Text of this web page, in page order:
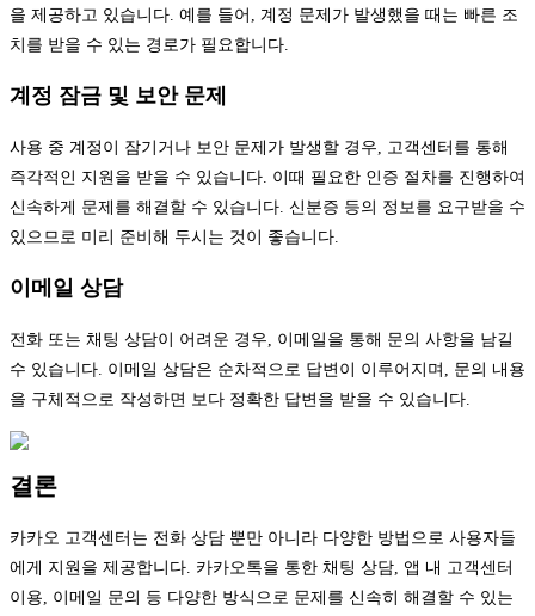
을 제공하고 있습니다. 예를 들어, 계정 문제가 발생했을 때는 빠른 조
치를 받을 수 있는 경로가 필요합니다.
계정 잠금 및 보안 문제
사용 중 계정이 잠기거나 보안 문제가 발생할 경우, 고객센터를 통해
즉각적인 지원을 받을 수 있습니다. 이때 필요한 인증 절차를 진행하여
신속하게 문제를 해결할 수 있습니다. 신분증 등의 정보를 요구받을 수
있으므로 미리 준비해 두시는 것이 좋습니다.
이메일 상담
전화 또는 채팅 상담이 어려운 경우, 이메일을 통해 문의 사항을 남길
수 있습니다. 이메일 상담은 순차적으로 답변이 이루어지며, 문의 내용
을 구체적으로 작성하면 보다 정확한 답변을 받을 수 있습니다.
결론
카카오 고객센터는 전화 상담 뿐만 아니라 다양한 방법으로 사용자들
에게 지원을 제공합니다. 카카오톡을 통한 채팅 상담, 앱 내 고객센터
이용, 이메일 문의 등 다양한 방식으로 문제를 신속히 해결할 수 있는